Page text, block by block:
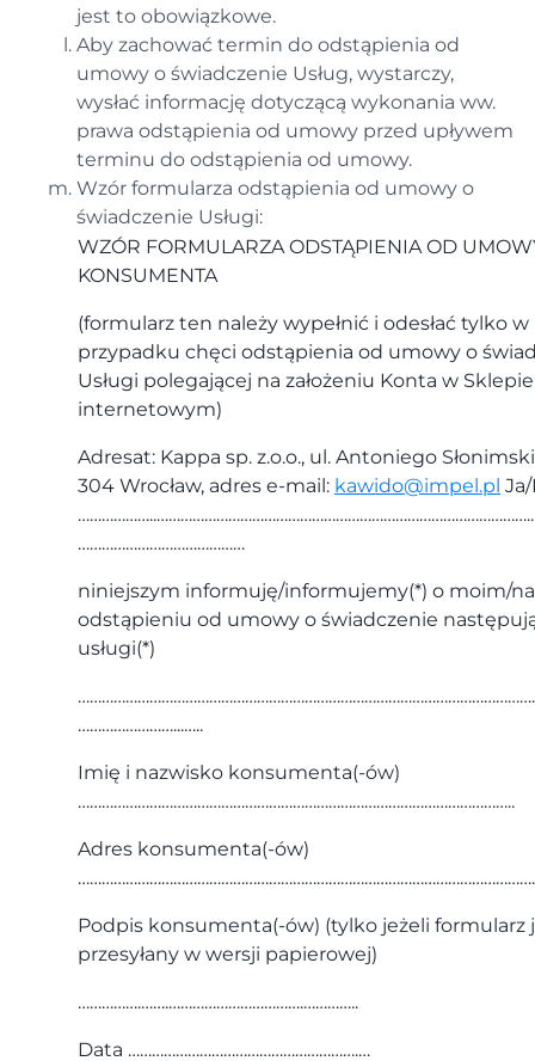
jest to obowiązkowe.
Aby zachować termin do odstąpienia od
umowy o świadczenie Usług, wystarczy,
wysłać informację dotyczącą wykonania ww.
prawa odstąpienia od umowy przed upływem
terminu do odstąpienia od umowy.
Wzór formularza odstąpienia od umowy o
świadczenie Usługi:
WZÓR FORMULARZA ODSTĄPIENIA OD
KONSUMENTA
(formularz ten należy wypełnić i odesłać tylko w
przypadku chęci odstąpienia od umowy o
Usługi polegającej na założeniu Konta w Sklepie
internetowym)
Adresat: Kappa sp. z.o.o., ul. Antoniego
304 Wrocław, adres e-mail: kawido@impel.pl
………………..…………………………………………………………………………………..
……………………………………
niniejszym informuję/informujemy(*) o moim/
odstąpieniu od umowy o świadczenie
usługi(*)
……………………...…..
Imię i nazwisko konsumenta(-ów)
………………………………………………………………………………………………..
Adres konsumenta(-ów)
Podpis konsumenta(-ów) (tylko jeżeli formularz
przesyłany w wersji papierowej)
…………….…….…………………………….…………..
Data ………………………………………………….…